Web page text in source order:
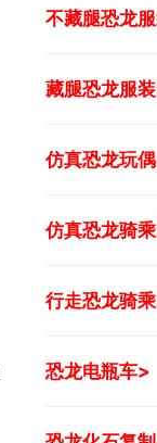
不藏腿恐龙
藏腿恐龙服
仿真恐龙玩
仿真恐龙骑
行走恐龙骑
恐龙电瓶车>